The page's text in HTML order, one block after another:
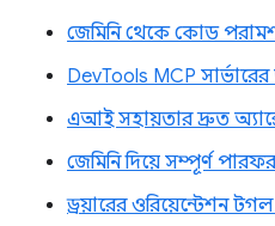
জেমিনি থেকে কোড
DevTools MCP সার্ভারের
এআই সহায়তার দ্রুত
জেমিনি দিয়ে সম্পূর্ণ
ড্রয়ারের ওরিয়েন্টেশন